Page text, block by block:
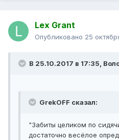
Lex Grant
Опубликовано 25
В 25.10.2017 в 17:35,
GrekOFF сказал:
"Забиты целиком по
достаточно весёлое